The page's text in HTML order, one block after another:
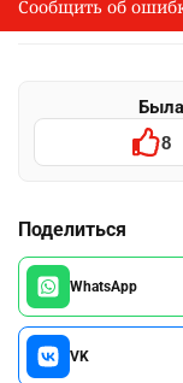
I
Сообщить об
Выделите
Была
8
Поделиться
WhatsApp
VK
Сообщить об